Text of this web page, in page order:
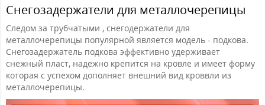
Снегозадержатели для металлочерепицы
Следом за трубчатыми , снегодержатели для
металлочерепицы популярной является модель - подкова.
Снегозадержатель подкова эффективно удерживает
снежный пласт, надежно крепится на кровле и имеет форму
которая с успехом дополняет внешний вид кроввли из
металлочерепицы.